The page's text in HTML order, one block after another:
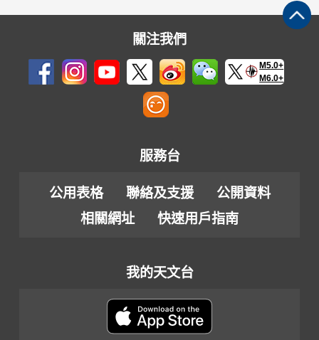
關注我們
M5.0+
M6.0+
服務台
公用表格 聯絡及支援
公開資料
相關網址
快速用戶指南
我的天文台